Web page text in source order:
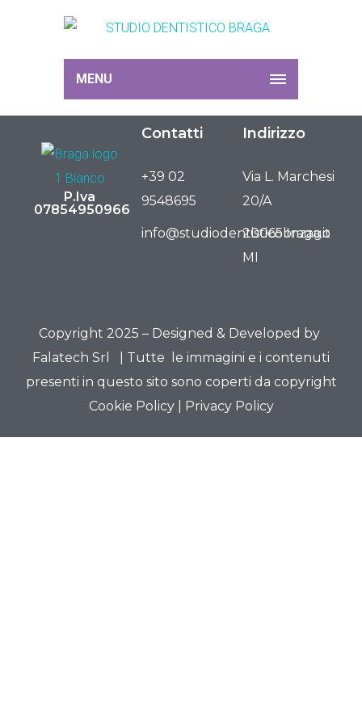
MENU
P.Iva
07854950966
Contatti
+39 02
9548695
info@studiodentisticobraga.it
Indirizzo
Via L. Marchesi
20/A
20065 Inzago
MI
Copyright 2025 – Designed & Developed by
Falatech Srl
| Tutte le immagini e i contenuti
presenti in questo sito sono coperti da copyright
Cookie Policy| Privacy Policy